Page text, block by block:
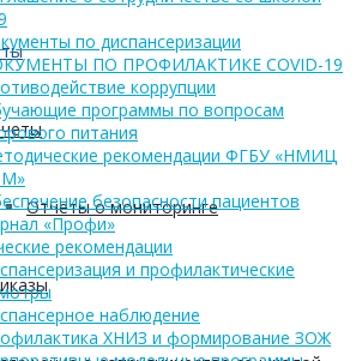
Отчеты о мониторинге
по диспансеризации
ПО ПРОФИЛАКТИКЕ COVID-19
коррупции
программы по вопросам
питания
рекомендации ФГБУ «НМИЦ
безопасности пациентов
«Профи»
рекомендации
и профилактические
наблюдение
ХНИЗ и формирование ЗОЖ